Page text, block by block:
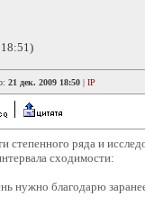
21 дек. 2009 18:50 | IP
степенного ряда и
сходимости:
нужно благодарю